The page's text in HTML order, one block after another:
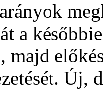
a
majd
Új,